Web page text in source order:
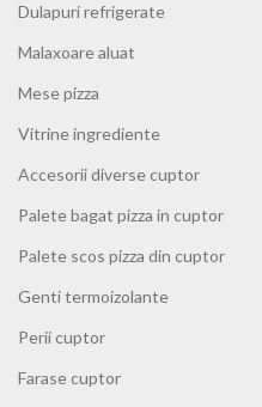
Dulapuri refrigerate
Malaxoare aluat
Mese pizza
Vitrine ingrediente
Accesorii diverse cuptor
Palete bagat pizza in cuptor
Palete scos pizza din cuptor
Genti termoizolante
Perii cuptor
Farase cuptor